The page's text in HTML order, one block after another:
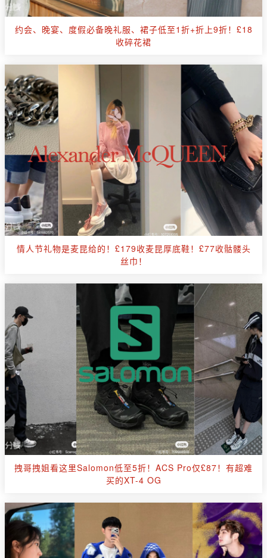
约会、晚宴、度假必备晚礼服、裙子低至1折+折上9折！£18
收碎花裙
情人节礼物是麦昆给的！£179收麦昆厚底鞋！£77收骷髅头
丝巾！
拽哥拽姐看这里Salomon低至5折！ACS Pro仅£87！有超难
买的XT-4 OG